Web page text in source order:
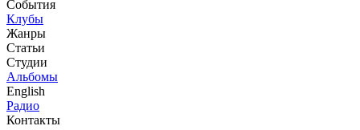
События
Клубы
Жанры
Статьи
Студии
Альбомы
English
Радио
Контакты